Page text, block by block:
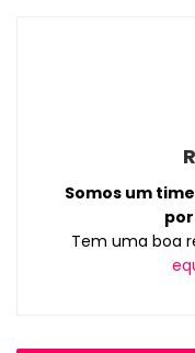
Somos um
Tem uma boa